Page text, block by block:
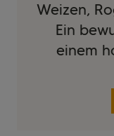
Weizen,
Ein
einem